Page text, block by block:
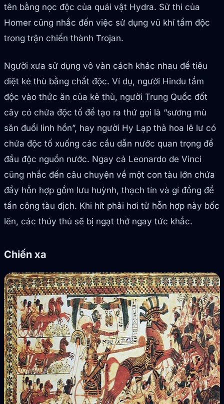
tên bằng nọc độc của quái vật Hydra. Sử thi của
Homer cũng nhắc đến việc sử dụng vũ khí tẩm độc
trong trận chiến thành Trojan.
Người xưa sử dụng vô vàn cách khác nhau để tiêu
diệt kẻ thù bằng chất độc. Ví dụ, người Hindu tẩm
độc vào thức ăn của kẻ thù, người Trung Quốc đốt
cây có chứa độc tố để tạo ra thứ gọi là “sương mù
săn đuổi linh hồn”, hay người Hy Lạp thả hoa lê lư có
chứa độc tố xuống các cầu dẫn nước quan trọng để
đầu độc nguồn nước. Ngay cả Leonardo de Vinci
cũng nhắc đến câu chuyện về một con tàu lớn chứa
đầy hỗn hợp gồm lưu huỳnh, thạch tín và gỉ đồng để
tấn công tàu địch. Khi hít phải hơi từ hỗn hợp này bốc
lên, các thủy thủ sẽ bị ngạt thở ngay tức khắc.
Chiến xa